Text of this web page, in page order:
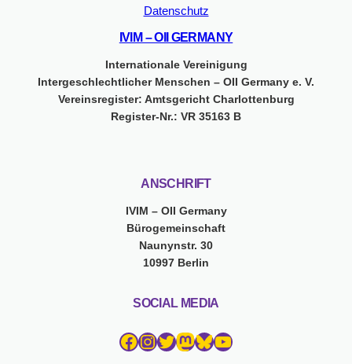
Datenschutz
IVIM – OII GERMANY
Internationale Vereinigung
Intergeschlechtlicher Menschen – OII Germany e. V.
Vereinsregister: Amtsgericht Charlottenburg
Register-Nr.: VR 35163 B
ANSCHRIFT
IVIM – OII Germany
Bürogemeinschaft
Naunynstr. 30
10997 Berlin
SOCIAL MEDIA
Facebook InstagramTwitter Mastodon Bluesky YouTube